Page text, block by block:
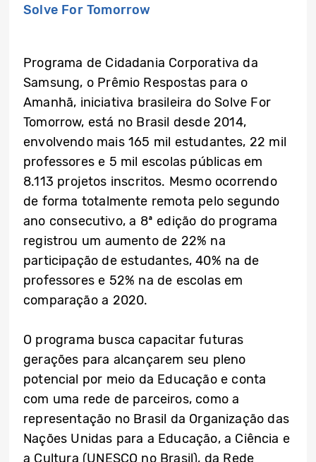
Solve For Tomorrow
Programa de Cidadania Corporativa da
Samsung, o Prêmio Respostas para o
Amanhã, iniciativa brasileira do Solve For
Tomorrow, está no Brasil desde 2014,
envolvendo mais 165 mil estudantes, 22 mil
professores e 5 mil escolas públicas em
8.113 projetos inscritos. Mesmo ocorrendo
de forma totalmente remota pelo segundo
ano consecutivo, a 8ª edição do programa
registrou um aumento de 22% na
participação de estudantes, 40% na de
professores e 52% na de escolas em
comparação a 2020.
O programa busca capacitar futuras
gerações para alcançarem seu pleno
potencial por meio da Educação e conta
com uma rede de parceiros, como a
representação no Brasil da Organização das
Nações Unidas para a Educação, a Ciência e
a Cultura (UNESCO no Brasil), da Rede